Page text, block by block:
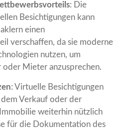
: Die
Besichtigungen kann
einen
verschaffen, da sie moderne
nutzen, um
Mieter anzusprechen.
: Virtuelle Besichtigungen
dem Verkauf oder der
weiterhin nützlich
für die Dokumentation des